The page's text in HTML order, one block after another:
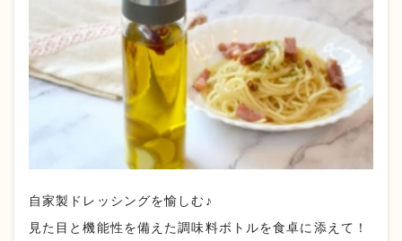
自家製ドレッシングを愉しむ♪
見た目と機能性を備えた調味料ボトルを食卓に添えて！